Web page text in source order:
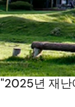
"2025년 재난